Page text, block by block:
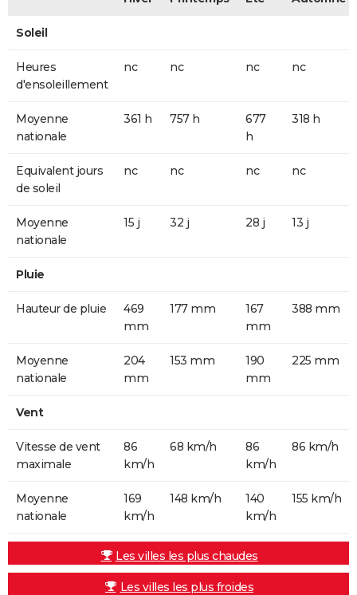
Soleil
Heures
d'ensoleillement
nc nc nc nc
Moyenne
nationale
361 h 757 h
677
h
318 h
Equivalent jours
de soleil
nc nc nc nc
Moyenne
nationale
15 j 32 j 28 j 13 j
Pluie
Hauteur de pluie
469
mm
177 mm
167
mm
388 mm
Moyenne
nationale
204
mm
153 mm
190
mm
225 mm
Vent
Vitesse de vent
maximale
86
km/h
68 km/h
86
km/h
86 km/h
Moyenne
nationale
169
km/h
148 km/h
140
km/h
155 km/h
Les villes les plus chaudes
Les villes les plus froides